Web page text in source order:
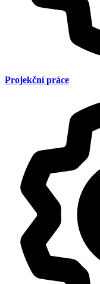
Projekční práce